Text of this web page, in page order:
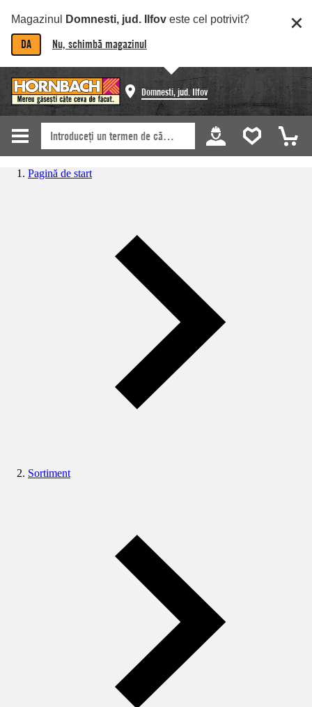
Magazinul Domnesti, jud. Ilfov este cel potrivit?
DA Nu, schimbă magazinul
Domnesti, jud. Ilfov
Pagină de start
Sortiment